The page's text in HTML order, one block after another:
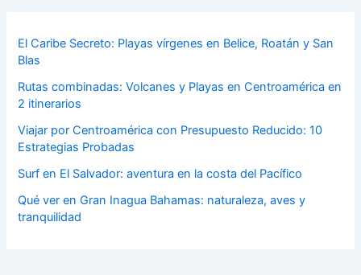
El Caribe Secreto: Playas vírgenes en Belice, Roatán y San
Blas
Rutas combinadas: Volcanes y Playas en Centroamérica en
2 itinerarios
Viajar por Centroamérica con Presupuesto Reducido: 10
Estrategias Probadas
Surf en El Salvador: aventura en la costa del Pacífico
Qué ver en Gran Inagua Bahamas: naturaleza, aves y
tranquilidad